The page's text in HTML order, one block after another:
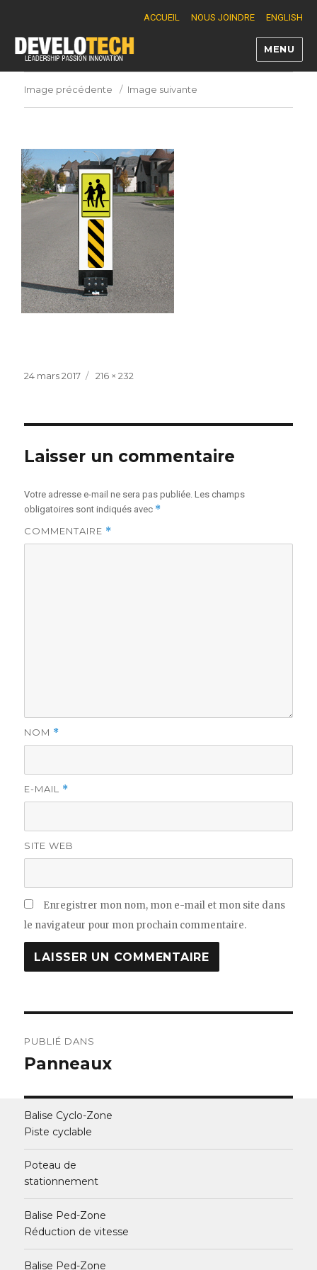
ACCUEIL NOUS JOINDRE ENGLISH
Develotech
MENU
Image précédente Image suivante
Publié
24 mars 2017
Taille
216 × 232
Laisser un commentaire
Votre adresse e-mail ne sera pas publiée. Les champs
obligatoires sont indiqués avec *
COMMENTAIRE *
NOM *
E-MAIL *
SITE WEB
Enregistrer mon nom, mon e-mail et mon site dans
le navigateur pour mon prochain commentaire.
de
PUBLIÉ DANS
Panneaux
Balise Cyclo-Zone
Piste cyclable
Poteau de
stationnement
Balise Ped-Zone
Réduction de vitesse
Balise Ped-Zone